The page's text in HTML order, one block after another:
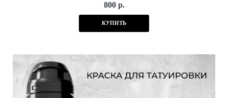
800 р.
КУПИТЬ